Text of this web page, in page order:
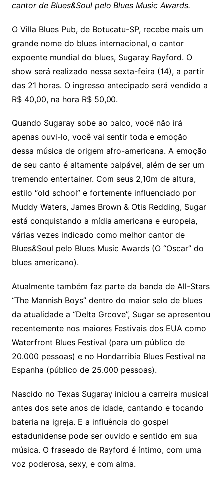
cantor de Blues&Soul pelo Blues Music Awards.
O Villa Blues Pub, de Botucatu-SP, recebe mais um
grande nome do blues internacional, o cantor
expoente mundial do blues, Sugaray Rayford. O
show será realizado nessa sexta-feira (14), a partir
das 21 horas. O ingresso antecipado será vendido a
R$ 40,00, na hora R$ 50,00.
Quando Sugaray sobe ao palco, você não irá
apenas ouvi-lo, você vai sentir toda e emoção
dessa música de origem afro-americana. A emoção
de seu canto é altamente palpável, além de ser um
tremendo entertainer. Com seus 2,10m de altura,
estilo “old school” e fortemente influenciado por
Muddy Waters, James Brown & Otis Redding, Sugar
está conquistando a mídia americana e europeia,
várias vezes indicado como melhor cantor de
Blues&Soul pelo Blues Music Awards (O “Oscar” do
blues americano).
Atualmente também faz parte da banda de All-Stars
“The Mannish Boys” dentro do maior selo de blues
da atualidade a “Delta Groove”, Sugar se apresentou
recentemente nos maiores Festivais dos EUA como
Waterfront Blues Festival (para um público de
20.000 pessoas) e no Hondarribia Blues Festival na
Espanha (público de 25.000 pessoas).
Nascido no Texas Sugaray iniciou a carreira musical
antes dos sete anos de idade, cantando e tocando
bateria na igreja. E a influência do gospel
estadunidense pode ser ouvido e sentido em sua
música. O fraseado de Rayford é íntimo, com uma
voz poderosa, sexy, e com alma.